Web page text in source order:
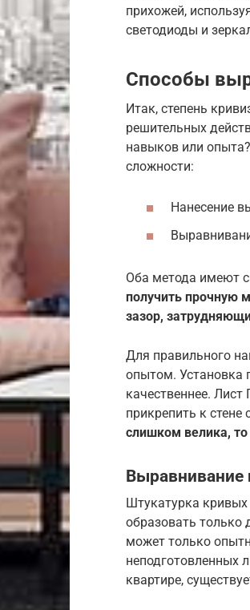
прихожей,
светодиоды и
Способы
Итак, степень
решительных
навыков или
сложности:
Нанесение
Оба метода имеют
получить прочную
зазор,
Для правильного
опытом. Установка
качественнее.
прикрепить к
слишком велика,
Выравнивание
Штукатурка кривых
образовать только
может только
неподготовленных
квартире,